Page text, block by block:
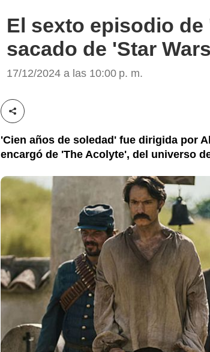
El sexto episodio
sacado de 'Star
17/12/2024 a las 10:00 p. m.
Compartir esta noticia
'Cien años de soledad' fue dirigida por
encargó de 'The Acolyte', del universo